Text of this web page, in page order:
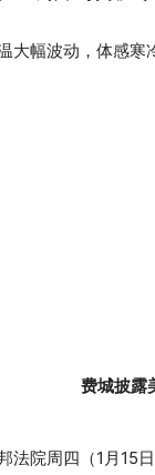
大幅波动，体感寒
费城披露
法院周四（1月15